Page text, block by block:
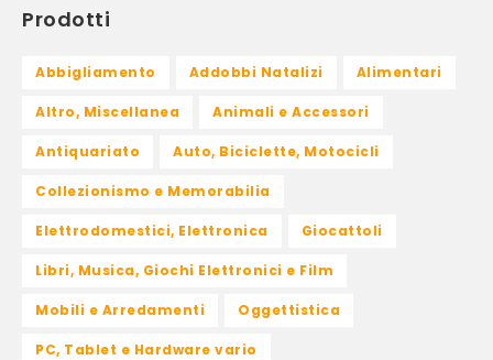
Prodotti
Abbigliamento Addobbi Natalizi Alimentari
Altro, Miscellanea Animali e Accessori
Antiquariato Auto, Biciclette, Motocicli
Collezionismo e Memorabilia
Elettrodomestici, Elettronica Giocattoli
Libri, Musica, Giochi Elettronici e Film
Mobili e Arredamenti Oggettistica
PC, Tablet e Hardware vario